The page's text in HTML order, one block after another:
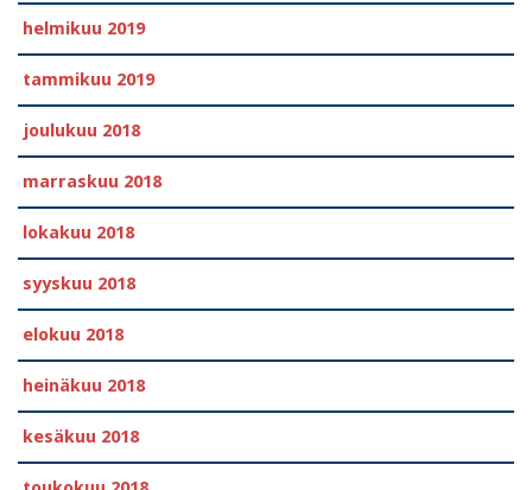
helmikuu 2019
tammikuu 2019
joulukuu 2018
marraskuu 2018
lokakuu 2018
syyskuu 2018
elokuu 2018
heinäkuu 2018
kesäkuu 2018